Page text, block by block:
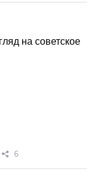
на советское
6